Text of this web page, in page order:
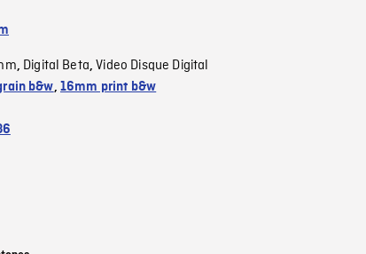
, Digital Beta,Video Disque Digital
b&w, 16mm print b&w